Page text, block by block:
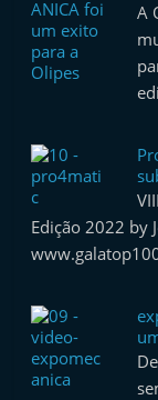
A
Edição 2022 by